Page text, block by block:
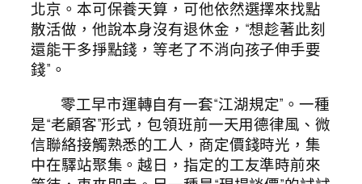
北京。本可保養天算，可他依然選擇來找點
散活做，他說本身沒有退休金，“想趁著此刻
還能干多掙點錢，等老了不消向孩子伸手要
錢”。
零工早市運轉自有一套“江湖規定”。一種
是“老顧客”形式，包領班前一天用德律風、微
信聯絡接觸熟悉的工人，商定價錢時光，集
中在驛站聚集。越日，指定的工友準時前來